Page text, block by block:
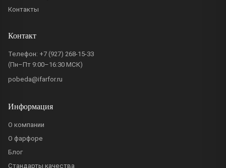
Контакты
Контакт
Телефон: +7 (927) 268-15-33
(Пн–Пт 9:00–16:30 МСК)
pobeda@ifarfor.ru
Информация
О компании
О фарфоре
Блог
Стандарты качества